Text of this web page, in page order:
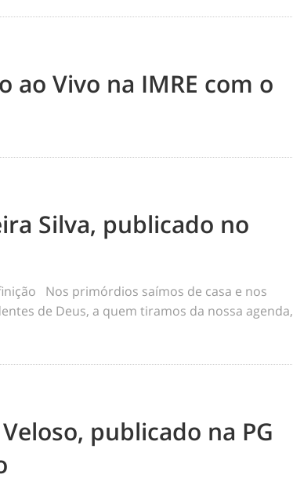
ao Vivo na IMRE com o
Silva, publicado no
Nos primórdios saímos de casa e nos
de Deus, a quem tiramos da nossa agenda,
publicado na PG